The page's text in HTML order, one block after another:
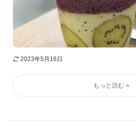
2023年5月16日